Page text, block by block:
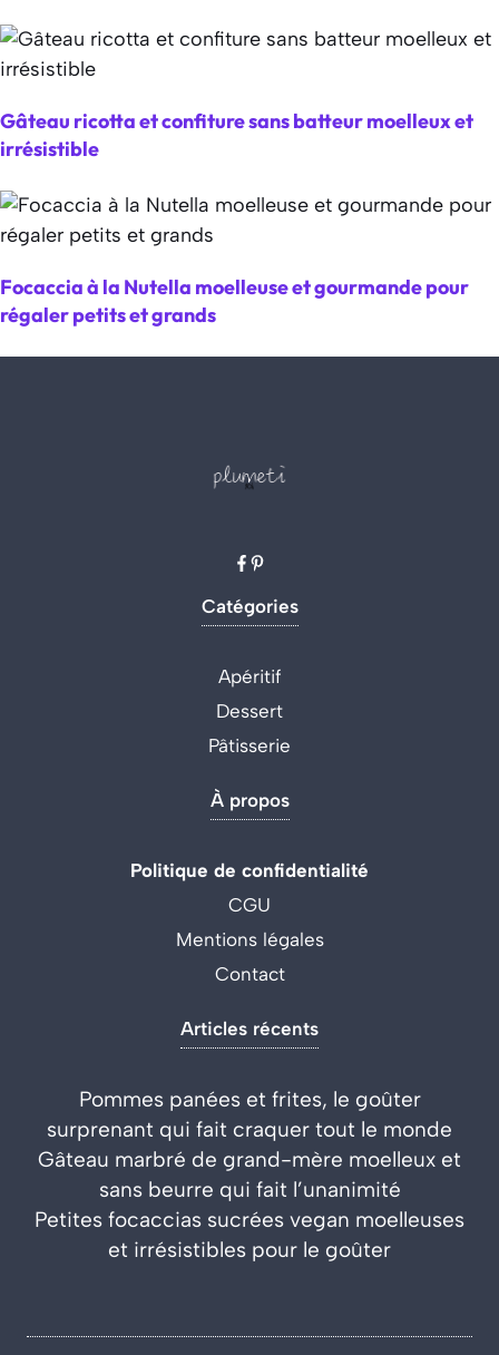
Gâteau ricotta et confiture sans batteur moelleux et
irrésistible
Focaccia à la Nutella moelleuse et gourmande pour
régaler petits et grands
Catégories
Apéritif
Dessert
Pâtisserie
À propos
Politique de confidentialité
CGU
Mentions légales
Contact
Articles récents
Pommes panées et frites, le goûter
surprenant qui fait craquer tout le monde
Gâteau marbré de grand-mère moelleux et
sans beurre qui fait l’unanimité
Petites focaccias sucrées vegan moelleuses
et irrésistibles pour le goûter